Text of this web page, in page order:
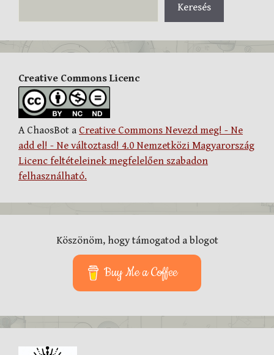
Keresés
Creative Commons Licenc
A ChaosBot a Creative Commons Nevezd meg! - Ne
add el! - Ne változtasd! 4.0 Nemzetközi Magyarország
Licenc feltételeinek megfelelően szabadon
felhasználható.
Köszönöm, hogy támogatod a blogot
Buy Me a Coffee